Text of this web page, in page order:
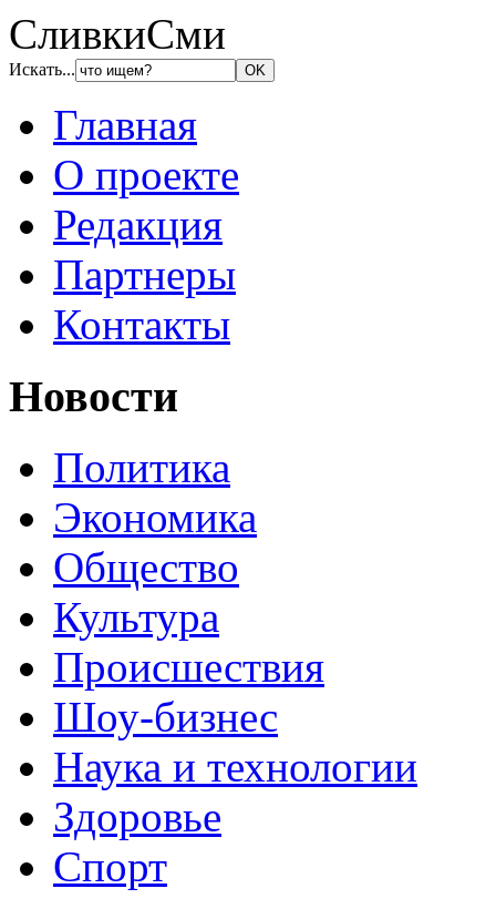
СливкиСми
Искать...
Главная
О проекте
Редакция
Партнеры
Контакты
Новости
Политика
Экономика
Общество
Культура
Происшествия
Шоу-бизнес
Наука и технологии
Здоровье
Спорт